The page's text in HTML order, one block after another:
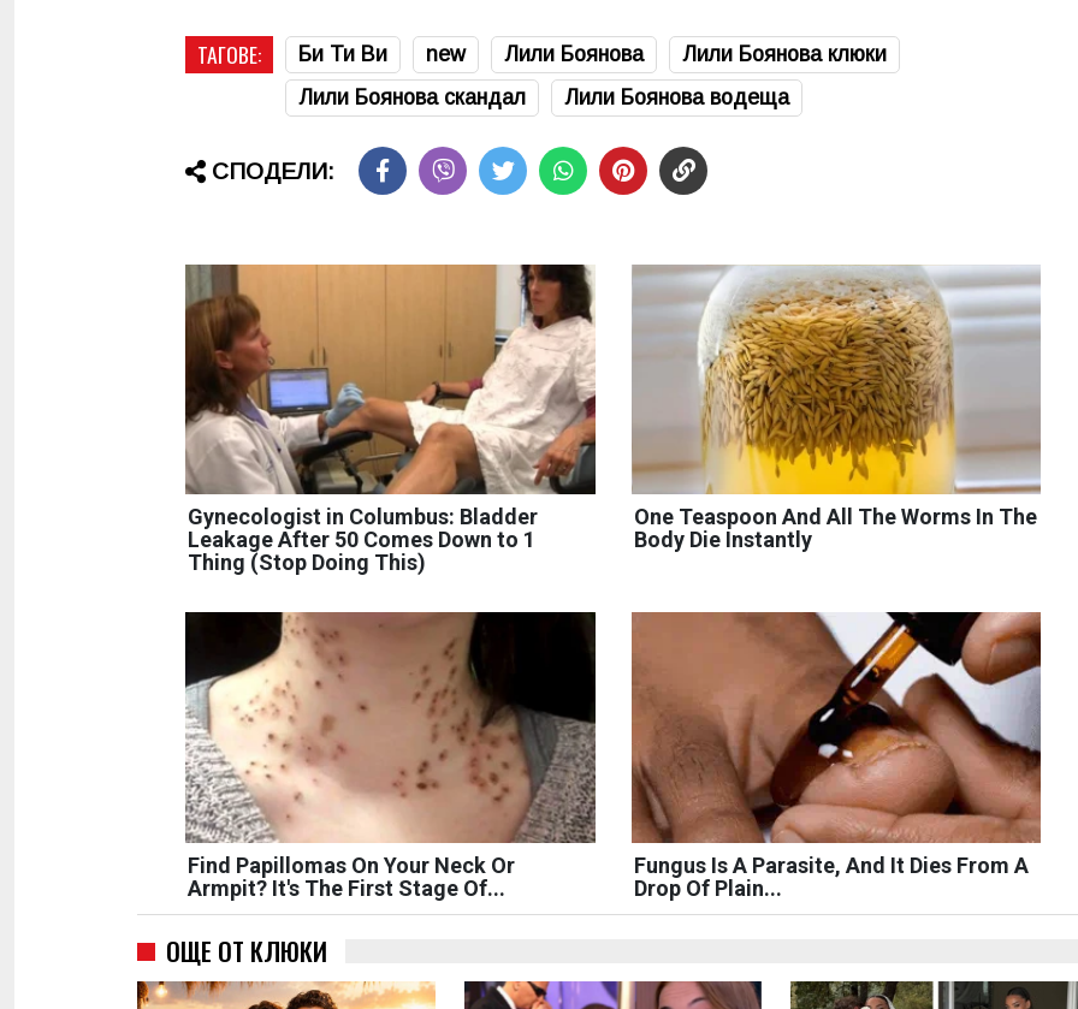
ТАГОВЕ: Би Ти Ви new Лили Боянова
Лили Боянова клюки
Лили Боянова скандал
Лили Боянова водеща
СПОДЕЛИ:
Gynecologist in Columbus: Bladder
Leakage After 50 Comes Down to 1
Thing (Stop Doing This)
One Teaspoon And All The Worms In The
Body Die Instantly
Find Papillomas On Your Neck Or
Armpit? It's The First Stage Of...
Fungus Is A Parasite, And It Dies From A
Drop Of Plain...
ОЩЕ ОТ КЛЮКИ